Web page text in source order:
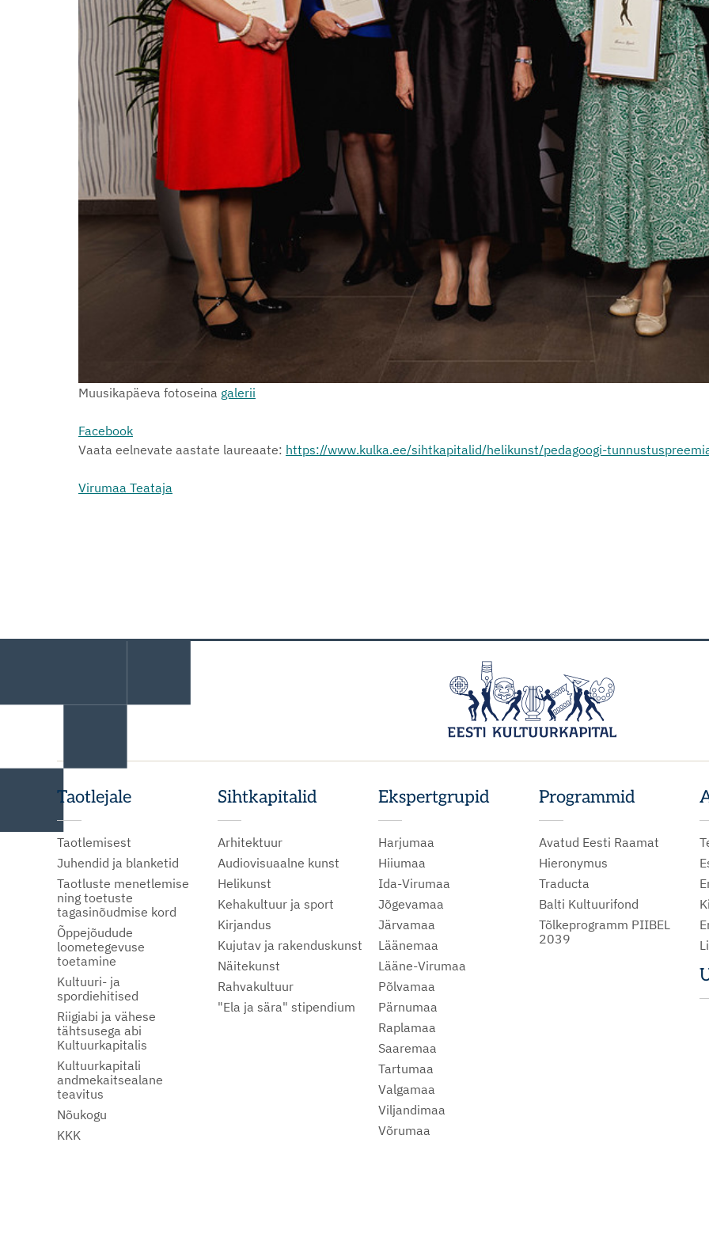
Muusikapäeva fotoseina galerii
Facebook
Vaata eelnevate aastate laureaate: https://www.kulka.ee/sihtkapitalid/helikunst/pedagoogi-
Virumaa Teataja
Taotlejale
Taotlemisest
Juhendid ja blanketid
Taotluste menetlemise
ning toetuste
tagasinõudmise kord
Õppejõudude
loometegevuse
toetamine
Kultuuri- ja
spordiehitised
Riigiabi ja vähese
tähtsusega abi
Kultuurkapitalis
Kultuurkapitali
andmekaitsealane
teavitus
Nõukogu
KKK
Sihtkapitalid
Arhitektuur
Audiovisuaalne kunst
Helikunst
Kehakultuur ja sport
Kirjandus
Kujutav ja rakenduskunst
Näitekunst
Rahvakultuur
"Ela ja sära" stipendium
Ekspertgrupid
Harjumaa
Hiiumaa
Ida-Virumaa
Jõgevamaa
Järvamaa
Läänemaa
Lääne-Virumaa
Põlvamaa
Pärnumaa
Raplamaa
Saaremaa
Tartumaa
Valgamaa
Viljandimaa
Võrumaa
Programmid
Avatud Eesti Raamat
Hieronymus
Traducta
Balti Kultuurifond
Tõlkeprogramm PIIBEL
2039